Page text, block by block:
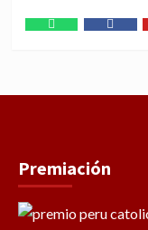
Premiación